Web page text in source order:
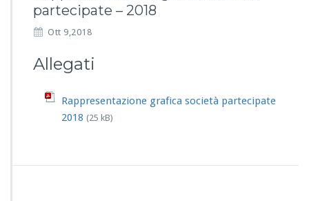
partecipate – 2018
Ott 9,2018
Allegati
Rappresentazione grafica società partecipate
2018 (25 kB)